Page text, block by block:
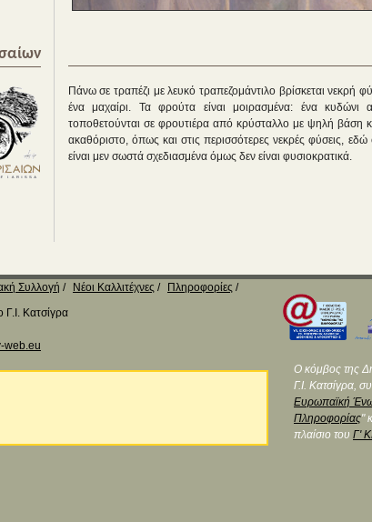
Πάνω σε τραπέζι με λευκό τραπεζομάντιλο βρίσκεται νεκρή
ένα μαχαίρι. Τα φρούτα είναι μοιρασμένα: ένα κυδώνι
τοποθετούνται σε φρουτιέρα από κρύσταλλο με ψηλή βάση
ακαθόριστο, όπως και στις περισσότερες νεκρές φύσεις,
είναι μεν σωστά σχεδιασμένα όμως δεν είναι φυσιοκρατικά.
Συλλογή Νέοι Καλλιτέχνες
Πληροφορίες
Κατσίγρα
web.eu
Ο κόμβος της
Γ.Ι. Κατσίγρα,
Ευρωπαϊκή
Πληροφορίας"
πλαίσιο του Γ'